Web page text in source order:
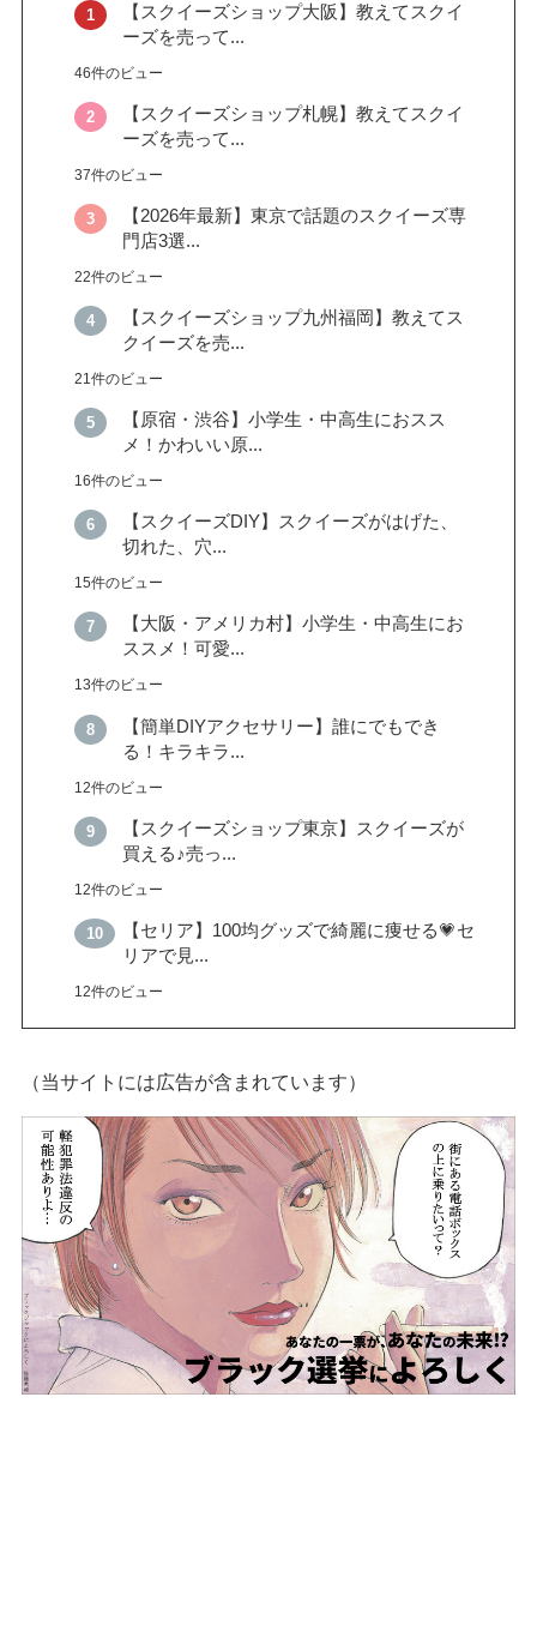
【スクイーズショップ大阪】教えてスクイ
ーズを売って...
46件のビュー
【スクイーズショップ札幌】教えてスクイ
ーズを売って...
37件のビュー
【2026年最新】東京で話題のスクイーズ専
門店3選...
22件のビュー
【スクイーズショップ九州福岡】教えてス
クイーズを売...
21件のビュー
【原宿・渋谷】小学生・中高生におスス
メ！かわいい原...
16件のビュー
【スクイーズDIY】スクイーズがはげた、
切れた、穴...
15件のビュー
【大阪・アメリカ村】小学生・中高生にお
ススメ！可愛...
13件のビュー
【簡単DIYアクセサリー】誰にでもでき
る！キラキラ...
12件のビュー
【スクイーズショップ東京】スクイーズが
買える♪売っ...
12件のビュー
【セリア】100均グッズで綺麗に痩せる💗セ
リアで見...
12件のビュー
（当サイトには広告が含まれています）